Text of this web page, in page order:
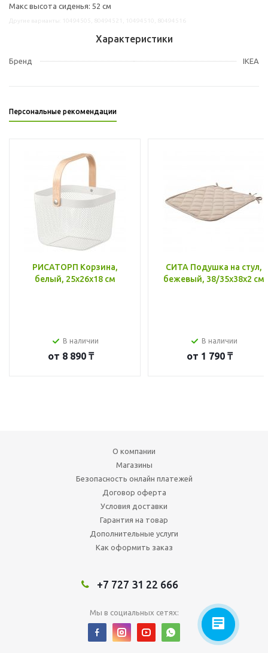
Макс высота сиденья: 52 см
Характеристики
Бренд IKEA
Персональные рекомендации
РИСАТОРП Корзина,
белый, 25x26x18 см
В наличии
от 8 890 ₸
СИТА Подушка на стул,
бежевый, 38/35x38x2 см
В наличии
от 1 790 ₸
О компании
Магазины
Безопасность онлайн платежей
Договор оферта
Условия доставки
Гарантия на товар
Дополнительные услуги
Как оформить заказ
+7 727 31 22 666
Мы в социальных сетях: